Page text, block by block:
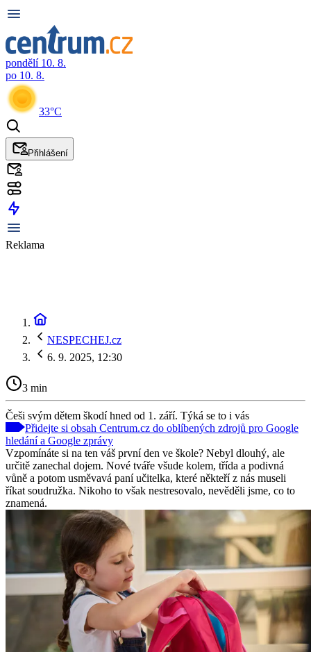
pondělí 10. 8.
po 10. 8.
33°C
Přihlášení
Reklama
NESPECHEJ.cz
6. 9. 2025, 12:30
3 min
Češi svým dětem škodí hned od 1. září. Týká se to i vás
Přidejte si obsah Centrum.cz do oblíbených zdrojů pro Google
hledání a Google zprávy
Vzpomínáte si na ten váš první den ve škole? Nebyl dlouhý, ale
určitě zanechal dojem. Nové tváře všude kolem, třída a podivná
vůně a potom usměvavá paní učitelka, které někteří z nás museli
říkat soudružka. Nikoho to však nestresovalo, nevěděli jsme, co to
znamená.